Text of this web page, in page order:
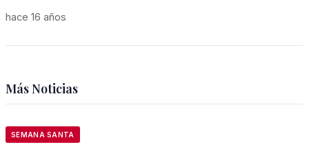
hace 16 años
Más Noticias
SEMANA SANTA